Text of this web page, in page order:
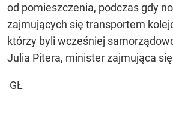
od pomieszczenia, podczas gdy
zajmujących się transportem
którzy byli wcześniej
Julia Pitera, minister zajmująca
GŁ